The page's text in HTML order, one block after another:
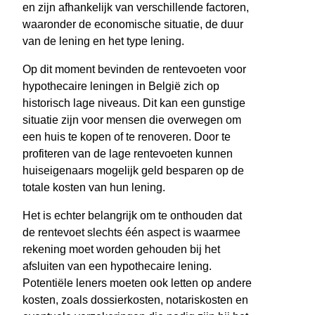
en zijn afhankelijk van verschillende factoren,
waaronder de economische situatie, de duur
van de lening en het type lening.
Op dit moment bevinden de rentevoeten voor
hypothecaire leningen in België zich op
historisch lage niveaus. Dit kan een gunstige
situatie zijn voor mensen die overwegen om
een huis te kopen of te renoveren. Door te
profiteren van de lage rentevoeten kunnen
huiseigenaars mogelijk geld besparen op de
totale kosten van hun lening.
Het is echter belangrijk om te onthouden dat
de rentevoet slechts één aspect is waarmee
rekening moet worden gehouden bij het
afsluiten van een hypothecaire lening.
Potentiële leners moeten ook letten op andere
kosten, zoals dossierkosten, notariskosten en